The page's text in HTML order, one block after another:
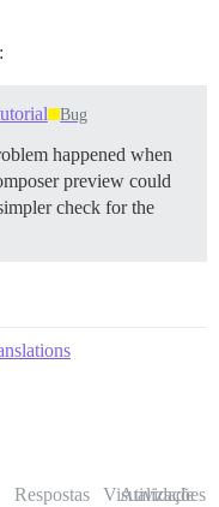
Bug
happened when
preview could
check for the
Respostas Visualizações
Atividade